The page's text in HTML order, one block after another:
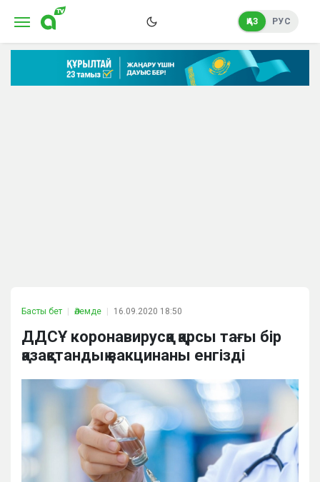
ҚАЗ РУС
Басты бет Әлемде 16.09.2020 18:50
ДДСҰ коронавирусқа қарсы тағы бір
қазақстандық вакцинаны енгізді